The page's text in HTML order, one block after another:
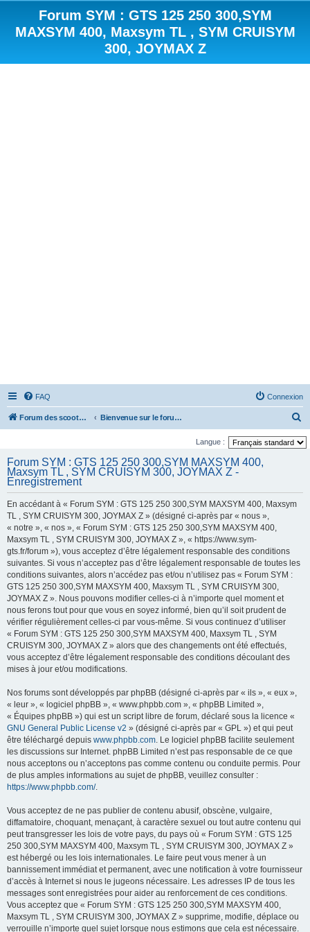
Forum SYM : GTS 125 250 300,SYM
MAXSYM 400, Maxsym TL , SYM CRUISYM
300, JOYMAX Z
FAQ Connexion
Forum des scooters SYM - GTS -MAXSYM - CRUISYM - JOYMAX - Maxsym TL Bienvenue sur le forum des scooters de la gamme SYM
c
Langue :
Forum SYM : GTS 125 250 300,SYM MAXSYM 400,
Maxsym TL , SYM CRUISYM 300, JOYMAX Z -
Enregistrement
En accédant à « Forum SYM : GTS 125 250 300,SYM MAXSYM 400, Maxsym
TL , SYM CRUISYM 300, JOYMAX Z » (désigné ci-après par « nous »,
« notre », « nos », « Forum SYM : GTS 125 250 300,SYM MAXSYM 400,
Maxsym TL , SYM CRUISYM 300, JOYMAX Z », « https://www.sym-
gts.fr/forum »), vous acceptez d’être légalement responsable des conditions
suivantes. Si vous n’acceptez pas d’être légalement responsable de toutes les
conditions suivantes, alors n’accédez pas et/ou n’utilisez pas « Forum SYM :
GTS 125 250 300,SYM MAXSYM 400, Maxsym TL , SYM CRUISYM 300,
JOYMAX Z ». Nous pouvons modifier celles-ci à n’importe quel moment et
nous ferons tout pour que vous en soyez informé, bien qu’il soit prudent de
vérifier régulièrement celles-ci par vous-même. Si vous continuez d’utiliser
« Forum SYM : GTS 125 250 300,SYM MAXSYM 400, Maxsym TL , SYM
CRUISYM 300, JOYMAX Z » alors que des changements ont été effectués,
vous acceptez d’être légalement responsable des conditions découlant des
mises à jour et/ou modifications.
Nos forums sont développés par phpBB (désigné ci-après par « ils », « eux »,
« leur », « logiciel phpBB », « www.phpbb.com », « phpBB Limited »,
« Équipes phpBB ») qui est un script libre de forum, déclaré sous la licence «
GNU General Public License v2 » (désigné ci-après par « GPL ») et qui peut
être téléchargé depuis www.phpbb.com. Le logiciel phpBB facilite seulement
les discussions sur Internet. phpBB Limited n’est pas responsable de ce que
nous acceptons ou n’acceptons pas comme contenu ou conduite permis. Pour
de plus amples informations au sujet de phpBB, veuillez consulter :
https://www.phpbb.com/.
Vous acceptez de ne pas publier de contenu abusif, obscène, vulgaire,
diffamatoire, choquant, menaçant, à caractère sexuel ou tout autre contenu qui
peut transgresser les lois de votre pays, du pays où « Forum SYM : GTS 125
250 300,SYM MAXSYM 400, Maxsym TL , SYM CRUISYM 300, JOYMAX Z »
est hébergé ou les lois internationales. Le faire peut vous mener à un
bannissement immédiat et permanent, avec une notification à votre fournisseur
d’accès à Internet si nous le jugeons nécessaire. Les adresses IP de tous les
messages sont enregistrées pour aider au renforcement de ces conditions.
Vous acceptez que « Forum SYM : GTS 125 250 300,SYM MAXSYM 400,
Maxsym TL , SYM CRUISYM 300, JOYMAX Z » supprime, modifie, déplace ou
verrouille n’importe quel sujet lorsque nous estimons que cela est nécessaire.